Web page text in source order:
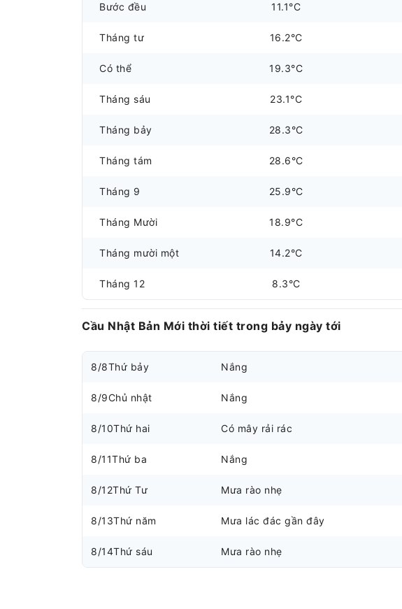
Bước đều 11.1°C
Tháng tư 16.2°C
Có thể 19.3°C
Tháng sáu 23.1°C
Tháng bảy 28.3°C
Tháng tám 28.6°C
Tháng 9 25.9°C
Tháng Mười 18.9°C
Tháng mười một 14.2°C
Tháng 12 8.3°C
Cầu Nhật Bản Mới thời tiết trong bảy ngày tới
8/8Thứ bảy Nắng
8/9Chủ nhật Nắng
8/10Thứ hai Có mây rải rác
8/11Thứ ba Nắng
8/12Thứ Tư Mưa rào nhẹ
8/13Thứ năm Mưa lác đác gần đây
8/14Thứ sáu Mưa rào nhẹ